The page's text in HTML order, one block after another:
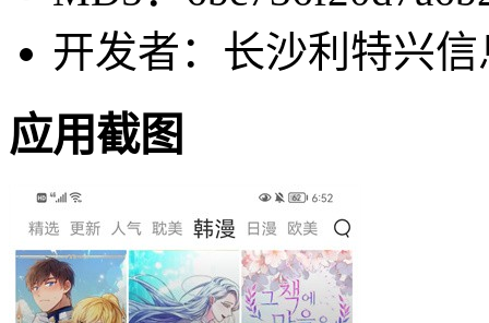
开发者：长沙利特兴
应用截图